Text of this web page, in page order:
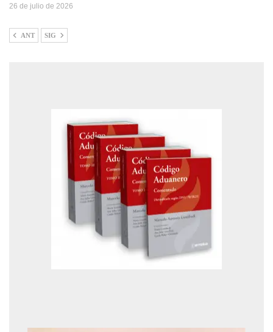
26 de julio de 2026
ANT SIG